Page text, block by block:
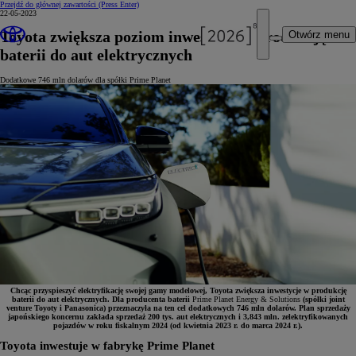
Przejdź do głównej zawartości (Press Enter)
Otwórz menu
22-05-2023
Toyota zwiększa poziom inwestycji w produkcję
baterii do aut elektrycznych
Dodatkowe 746 mln dolarów dla spółki Prime Planet
Chcąc przyspieszyć elektryfikację swojej gamy modelowej, Toyota zwiększa inwestycje w produkcję
baterii do aut elektrycznych. Dla producenta baterii Prime Planet Energy & Solutions (spółki joint
venture Toyoty i Panasonica) przeznaczyła na ten cel dodatkowych 746 mln dolarów. Plan sprzedaży
japońskiego koncernu zakłada sprzedaż 200 tys. aut elektrycznych i 3,843 mln. zelektryfikowanych
pojazdów w roku fiskalnym 2024 (od kwietnia 2023 r. do marca 2024 r.).
Toyota inwestuje w fabrykę Prime Planet